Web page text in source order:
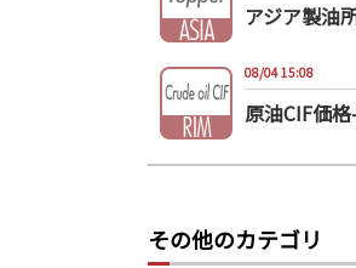
アジア製油
08/04 15:08
原油CIF価
その他のカテゴリ